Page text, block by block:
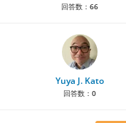
回答数： 66
Yuya J. Kato
回答数： 0